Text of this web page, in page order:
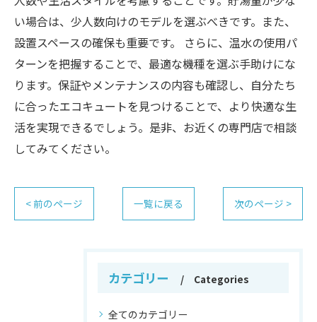
い場合は、少人数向けのモデルを選ぶべきです。また、
設置スペースの確保も重要です。 さらに、温水の使用パ
ターンを把握することで、最適な機種を選ぶ手助けにな
ります。保証やメンテナンスの内容も確認し、自分たち
に合ったエコキュートを見つけることで、より快適な生
活を実現できるでしょう。是非、お近くの専門店で相談
してみてください。
< 前のページ 一覧に戻る 次のページ >
カテゴリー Categories
全てのカテゴリー